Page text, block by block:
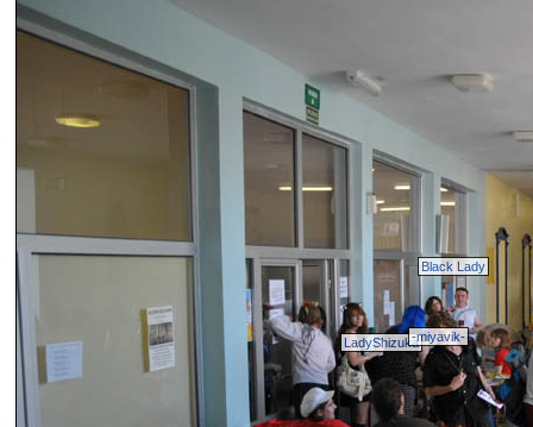
Black Lady
LadyShizuka-miyavik-